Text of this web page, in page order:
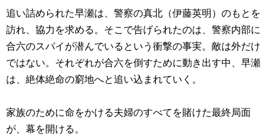
追い詰められた早瀬は、警察の真北（伊藤英明）のもとを
訪れ、協力を求める。そこで告げられたのは、警察内部に
合六のスパイが潜んでいるという衝撃の事実。敵は外だけ
ではない。それぞれが合六を倒すために動き出す中、早瀬
は、絶体絶命の窮地へと追い込まれていく。
家族のために命をかける夫婦のすべてを賭けた最終局面
が、幕を開ける。